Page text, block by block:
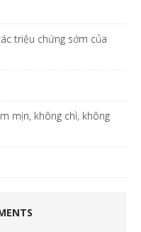
triệu chứng sớm của
mịn, không chì, không